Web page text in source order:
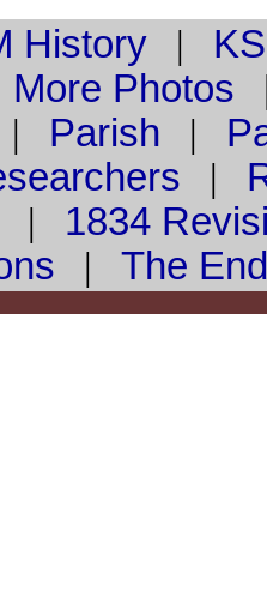
History|
More Photos
Parish |
|
| 1834
| The End